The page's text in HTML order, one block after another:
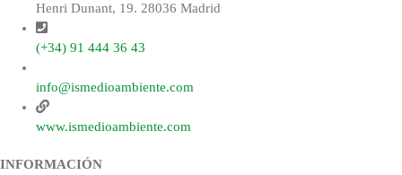
Henri Dunant, 19. 28036 Madrid
(+34) 91 444 36 43
info@ismedioambiente.com
www.ismedioambiente.com
INFORMACIÓN